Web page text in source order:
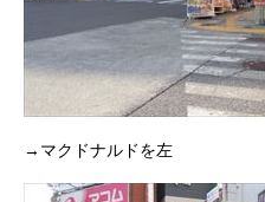
→マクドナルドを左